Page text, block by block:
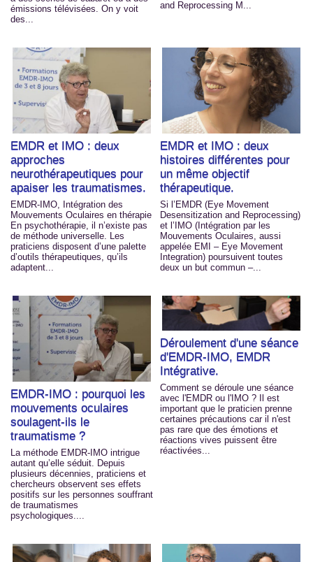
émissions télévisées. On y voit
des...
and Reprocessing M...
EMDR et IMO : deux
approches
neurothérapeutiques pour
apaiser les traumatismes.
EMDR-IMO, Intégration des
Mouvements Oculaires en thérapie
En psychothérapie, il n’existe pas
de méthode universelle. Les
praticiens disposent d’une palette
d’outils thérapeutiques, qu’ils
adaptent...
EMDR et IMO : deux
histoires différentes pour
un même objectif
thérapeutique.
Si l’EMDR (Eye Movement
Desensitization and Reprocessing)
et l’IMO (Intégration par les
Mouvements Oculaires, aussi
appelée EMI – Eye Movement
Integration) poursuivent toutes
deux un but commun –...
EMDR-IMO : pourquoi les
mouvements oculaires
soulagent-ils le
traumatisme ?
La méthode EMDR-IMO intrigue
autant qu’elle séduit. Depuis
plusieurs décennies, praticiens et
chercheurs observent ses effets
positifs sur les personnes souffrant
de traumatismes
psychologiques....
Déroulement d'une séance
d'EMDR-IMO, EMDR
Intégrative.
Comment se déroule une séance
avec l'EMDR ou l'IMO ? Il est
important que le praticien prenne
certaines précautions car il n'est
pas rare que des émotions et
réactions vives puissent être
réactivées...